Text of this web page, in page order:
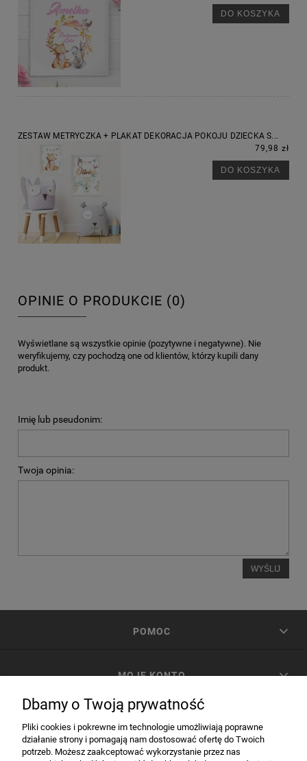
DO KOSZYKA
ZESTAW METRYCZKA + PLAKAT DEKORACJA POKOJU DZIECKA S...
79,98 zł
DO KOSZYKA
OPINIE O PRODUKCIE (0)
Wyświetlane są wszystkie opinie (pozytywne i negatywne). Nie
weryfikujemy, czy pochodzą one od klientów, którzy kupili dany
produkt.
Imię lub pseudonim:
Twoja opinia:
WYŚLIJ
POMOC
MOJE KONTO
Dbamy o Twoją prywatność
Pliki cookies i pokrewne im technologie umożliwiają poprawne
działanie strony i pomagają nam dostosować ofertę do Twoich
potrzeb. Możesz zaakceptować wykorzystanie przez nas